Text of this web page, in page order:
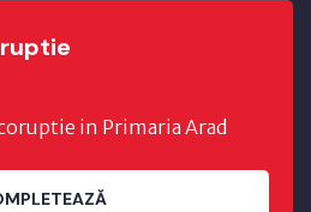
in Primaria Arad